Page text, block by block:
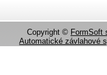
Copyright © FormSoft
Automatické závlahové